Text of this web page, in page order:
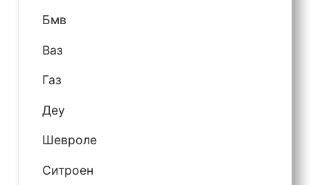
Бмв
Ваз
Газ
Деу
Шевроле
Ситроен